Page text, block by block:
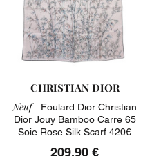
CHRISTIAN DIOR
Neuf | Foulard Dior Christian
Dior Jouy Bamboo Carre 65
Soie Rose Silk Scarf 420€
209,90 €